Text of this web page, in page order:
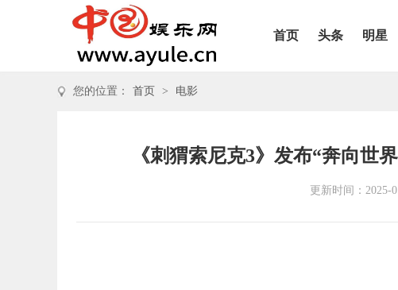
首页 头条 明星
您的位置： 首页 > 电影
《刺猬索尼克3》发布“奔向世
更新时间：2025-